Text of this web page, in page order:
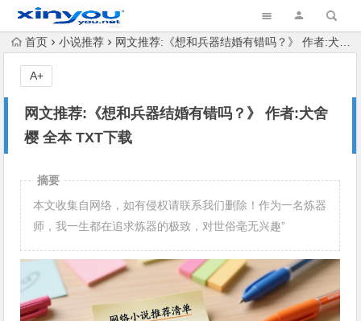
首页 小说推荐 网文推荐:《想和兵器结婚有错吗？》 作者:犬舍樱 全本 TXT下载
网文推荐:《想和兵器结婚有错吗？》 作者:犬舍
樱 全本 TXT下载
A+
摘要
本文收集自网络，如有侵权请联系我们删除！作为一名炼器
师，我一生都在追求炼器的极致，对世俗毫无兴趣”